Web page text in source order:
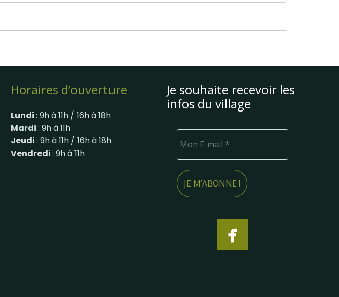
Horaires d’ouverture
Lundi: 9h à 11h / 16h à 18h
Mardi: 9h à 11h
Jeudi: 9h à 11h / 16h à 18h
Vendredi: 9h à 11h
Je souhaite recevoir les
infos du village